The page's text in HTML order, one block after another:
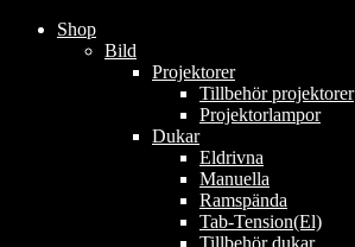
Shop
Bild
Projektorer
Tillbehör projektorer
Projektorlampor
Dukar
Eldrivna
Manuella
Ramspända
Tab-Tension(El)
Tillbehör dukar